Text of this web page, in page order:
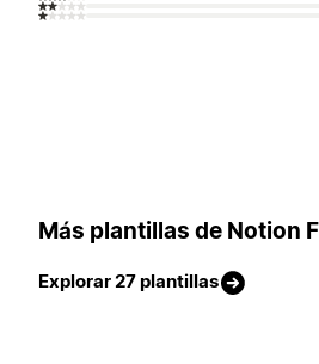
Más plantillas de Notion
Explorar 27 plantillas